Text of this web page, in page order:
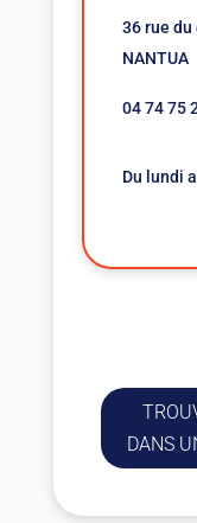
36 rue du
NANTUA
04 74 75
Du lundi
DANS